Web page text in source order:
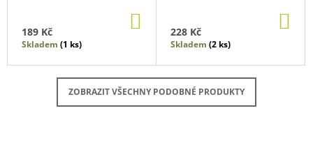
189 Kč KOŠÍKU
Skladem (1 ks)
228 Kč
Skladem (2 ks)
ZOBRAZIT VŠECHNY PODOBNÉ PRODUKTY